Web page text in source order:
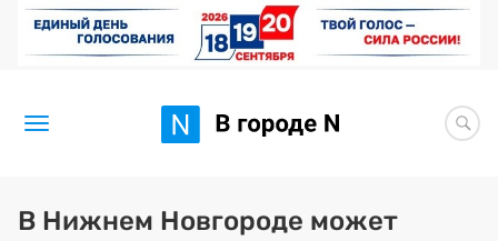
Новости
В Нижнем Новгороде может